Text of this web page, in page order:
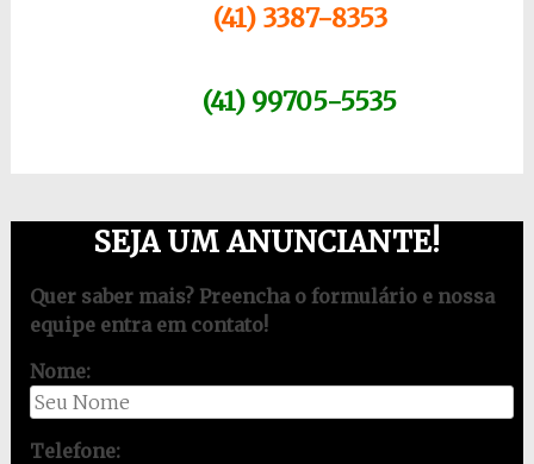
(41) 3387-8353
(41) 99705-5535
SEJA UM ANUNCIANTE!
Quer saber mais? Preencha o formulário e nossa
equipe entra em contato!
Nome:
Telefone: